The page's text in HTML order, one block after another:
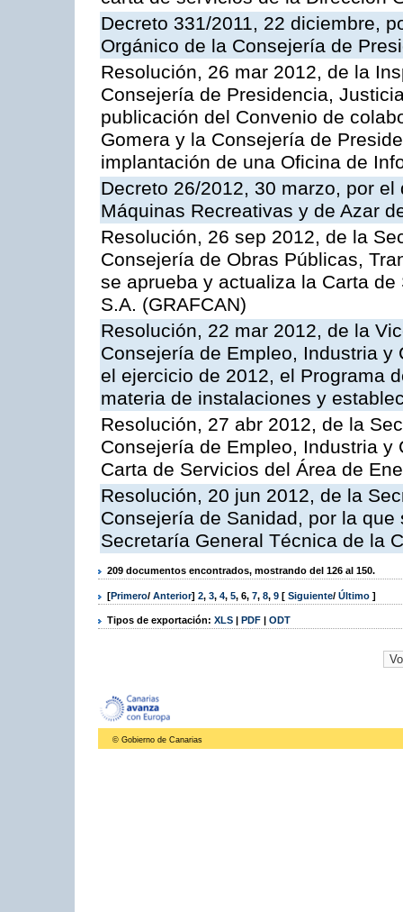
Decreto 331/2011, 22 diciembre,
Orgánico de la Consejería de
Resolución, 26 mar 2012, de la
Consejería de Presidencia,
publicación del Convenio de
Gomera y la Consejería de
implantación de una Oficina de
Decreto 26/2012, 30 marzo, por
Máquinas Recreativas y de Azar
Resolución, 26 sep 2012, de la
Consejería de Obras Públicas,
se aprueba y actualiza la Carta
S.A. (GRAFCAN)
Resolución, 22 mar 2012, de la
Consejería de Empleo, Industria
el ejercicio de 2012, el Programa
materia de instalaciones y
Resolución, 27 abr 2012, de la
Consejería de Empleo, Industria
Carta de Servicios del Área de
Resolución, 20 jun 2012, de la
Consejería de Sanidad, por la
Secretaría General Técnica de la
209 documentos encontrados, mostrando del 126 al 150.
[Primero/ Anterior] 2, 3, 4, 5, 6, 7, 8, 9 [ Siguiente/ Último ]
Tipos de exportación: XLS | PDF | ODT
© Gobierno de Canarias